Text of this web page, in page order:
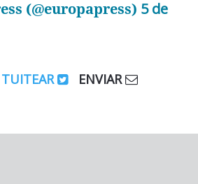
(@europapress) 5 de
TUITEAR
ENVIAR